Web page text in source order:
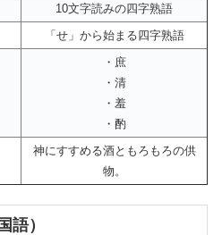
10文字読みの四字熟語
「せ」から始まる四字熟語
・庶
・清
・羞
・酌
神にすすめる酒ともろもろの供
物。
語）